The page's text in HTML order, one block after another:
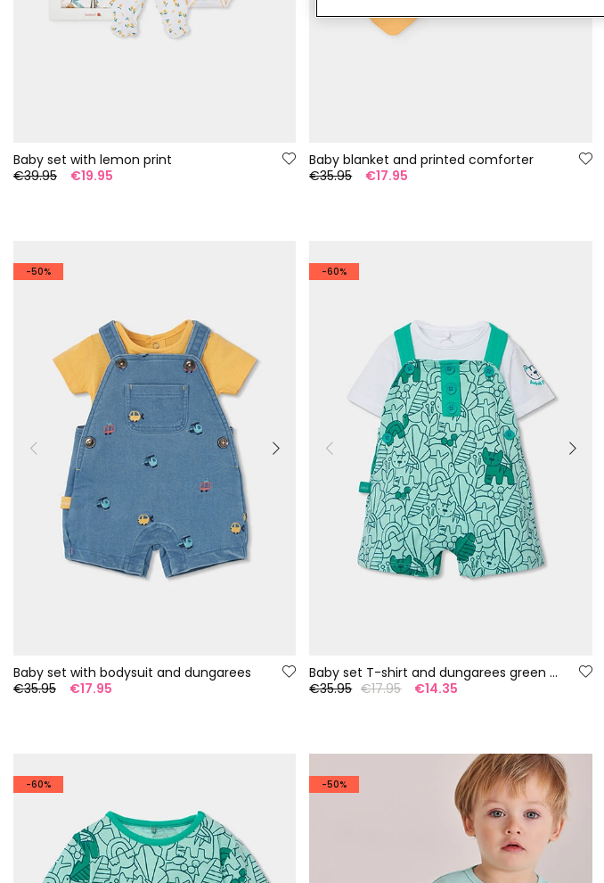
Baby set with lemon print
€39.95
€19.95
Baby blanket and printed comforter
€35.95
€17.95
-50%
Baby set with bodysuit and dungarees
€35.95
€17.95
-60%
Baby set T-shirt and dungarees green print
€35.95 €17.95 €14.35
-60% -50%